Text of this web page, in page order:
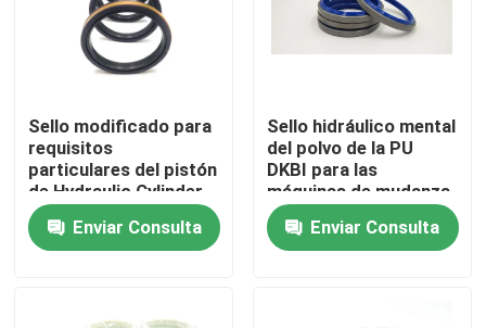
Hogar
Productos
Sello modificado para
requisitos
particulares del pistón
de Hydraulic Cylinder
Seal DSI Spgw del
excavadorEnviar Consulta
Sello hidráulico mental
del polvo de la PU
DKBI para las
máquinas de mudanza
de la tierra
Enviar Consulta